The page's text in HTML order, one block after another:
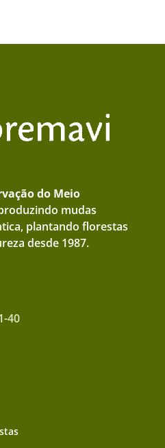
do Meio
mudas
plantando florestas
desde 1987.
40